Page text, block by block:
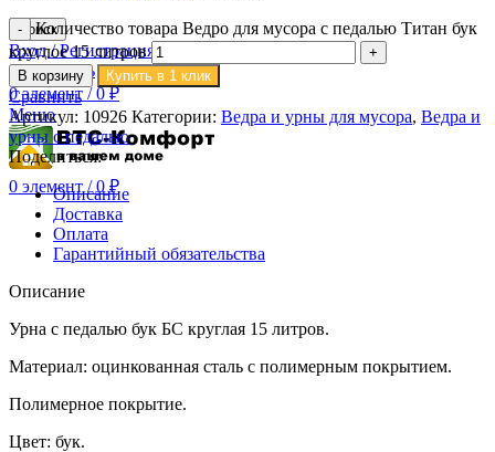
Поиск
Вход / Регистрация
0 Сравнить
0элемент / 0₽
Меню
0 элемент / 0 ₽
Количество товара Ведро для мусора с педалью Титан бук
круглое 15 литров
В корзину Купить в 1 клик
Сравнить
Артикул: 10926 Категории: Ведра и урны для мусора, Ведра и
урны с педалью
Поделиться:
Описание
Доставка
Оплата
Гарантийный обязательства
Описание
Урна с педалью бук БС круглая 15 литров.
Материал: оцинкованная сталь с полимерным покрытием.
Полимерное покрытие.
Цвет: бук.